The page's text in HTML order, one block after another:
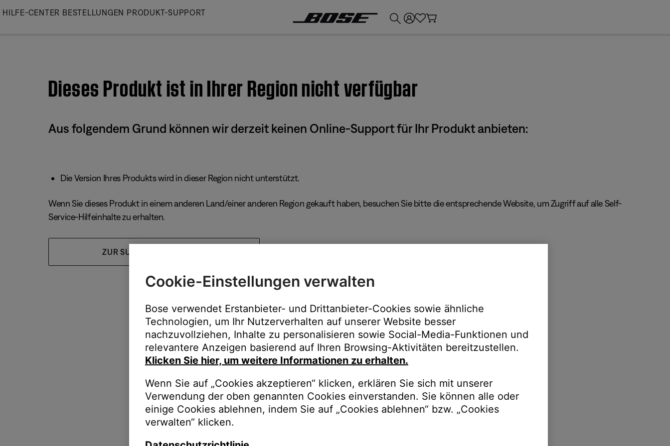
Skip
HILFE-CENTER BESTELLUNGEN PRODUKT-SUPPORT
Dieses Produkt ist in Ihrer Region nicht verfügbar
Aus folgendem Grund können wir derzeit keinen Online-Support für Ihr Produkt anbieten:
Die Version Ihres Produkts wird in dieser Region nicht unterstützt.
Wenn Sie dieses Produkt in einem anderen Land/einer anderen Region gekauft haben, besuchen Sie bitte die entsprechende Website, um Zugriff auf alle Self-
Service-Hilfeinhalte zu erhalten.
ZUR SUPPORT-HOMEPAGE
Cookie-Einstellungen verwalten
Bose verwendet Erstanbieter- und Drittanbieter-Cookies sowie ähnliche
Technologien, um Ihr Nutzerverhalten auf unserer Website besser
nachzuvollziehen, Inhalte zu personalisieren sowie Social-Media-Funktionen und
relevantere Anzeigen basierend auf Ihren Browsing-Aktivitäten bereitzustellen.
Klicken Sie hier, um weitere Informationen zu erhalten.
Wenn Sie auf „Cookies akzeptieren“ klicken, erklären Sie sich mit unserer
Verwendung der oben genannten Cookies einverstanden. Sie können alle oder
einige Cookies ablehnen, indem Sie auf „Cookies ablehnen“ bzw. „Cookies
verwalten“ klicken.